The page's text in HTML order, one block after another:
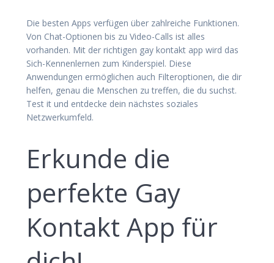
Die besten Apps verfügen über zahlreiche Funktionen.
Von Chat-Optionen bis zu Video-Calls ist alles
vorhanden. Mit der richtigen gay kontakt app wird das
Sich-Kennenlernen zum Kinderspiel. Diese
Anwendungen ermöglichen auch Filteroptionen, die dir
helfen, genau die Menschen zu treffen, die du suchst.
Test it und entdecke dein nächstes soziales
Netzwerkumfeld.
Erkunde die
perfekte Gay
Kontakt App für